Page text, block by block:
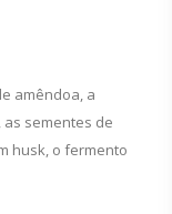
amêndoa, a
as sementes de
husk, o fermento